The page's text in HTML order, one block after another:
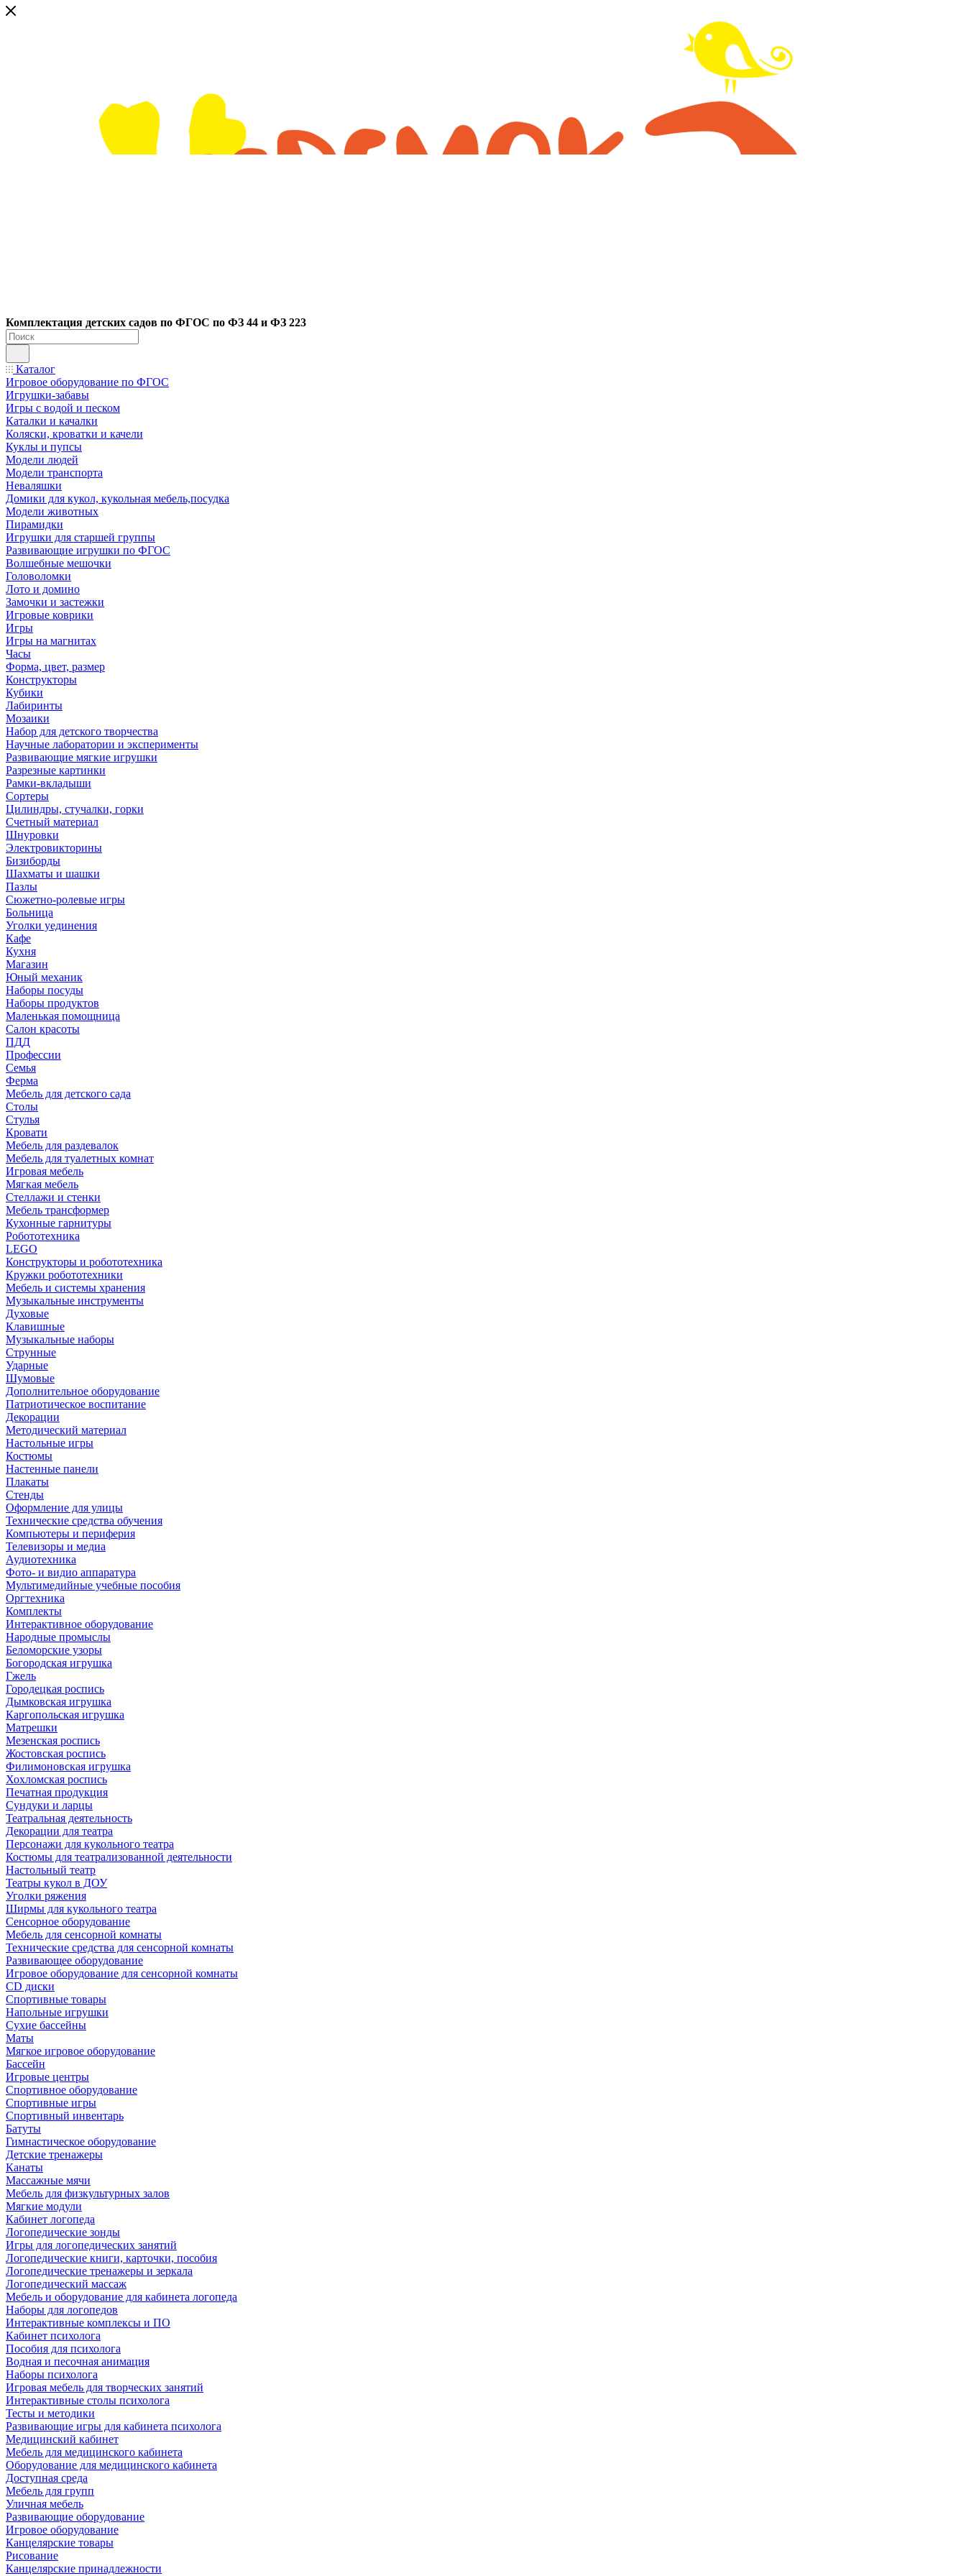
Комплектация детских садов по ФГОC по ФЗ 44 и ФЗ 223
Каталог
Игровое оборудование по ФГОС
Игрушки-забавы
Игры с водой и песком
Каталки и качалки
Коляски, кроватки и качели
Куклы и пупсы
Модели людей
Модели транспорта
Неваляшки
Домики для кукол, кукольная мебель,посудка
Модели животных
Пирамидки
Игрушки для старшей группы
Развивающие игрушки по ФГОС
Волшебные мешочки
Головоломки
Лото и домино
Замочки и застежки
Игровые коврики
Игры
Игры на магнитах
Часы
Форма, цвет, размер
Конструкторы
Кубики
Лабиринты
Мозаики
Набор для детского творчества
Научные лаборатории и эксперименты
Развивающие мягкие игрушки
Разрезные картинки
Рамки-вкладыши
Сортеры
Цилиндры, стучалки, горки
Счетный материал
Шнуровки
Электровикторины
Бизиборды
Шахматы и шашки
Пазлы
Сюжетно-ролевые игры
Больница
Уголки уединения
Кафе
Кухня
Магазин
Юный механик
Наборы посуды
Наборы продуктов
Маленькая помощница
Салон красоты
ПДД
Профессии
Семья
Ферма
Мебель для детского сада
Столы
Cтулья
Кровати
Мебель для раздевалок
Мебель для туалетных комнат
Игровая мебель
Мягкая мебель
Стеллажи и стенки
Мебель трансформер
Кухонные гарнитуры
Робототехника
LEGO
Конструкторы и робототехника
Кружки робототехники
Мебель и системы хранения
Музыкальные инструменты
Духовые
Клавишные
Музыкальные наборы
Струнные
Ударные
Шумовые
Дополнительное оборудование
Патриотическое воспитание
Декорации
Методический материал
Настольные игры
Костюмы
Настенные панели
Плакаты
Стенды
Оформление для улицы
Технические средства обучения
Компьютеры и периферия
Телевизоры и медиа
Аудиотехника
Фото- и видио аппаратура
Мультимедийные учебные пособия
Оргтехника
Комплекты
Интерактивное оборудование
Народные промыслы
Беломорские узоры
Богородская игрушка
Гжель
Городецкая роспись
Дымковская игрушка
Каргопольская игрушка
Матрешки
Мезенская роспись
Жостовская роспись
Филимоновская игрушка
Хохломская роспись
Печатная продукция
Сундуки и ларцы
Театральная деятельность
Декорации для театра
Персонажи для кукольного театра
Костюмы для театрализованной деятельности
Настольный театр
Театры кукол в ДОУ
Уголки ряжения
Ширмы для кукольного театра
Сенсорное оборудование
Мебель для сенсорной комнаты
Технические средства для сенсорной комнаты
Развивающее оборудование
Игровое оборудование для сенсорной комнаты
CD диски
Спортивные товары
Напольные игрушки
Сухие бассейны
Маты
Мягкое игровое оборудование
Бассейн
Игровые центры
Спортивное оборудование
Спортивные игры
Спортивный инвентарь
Батуты
Гимнастическое оборудование
Детские тренажеры
Канаты
Массажные мячи
Мебель для физкультурных залов
Мягкие модули
Кабинет логопеда
Логопедические зонды
Игры для логопедических занятий
Логопедические книги, карточки, пособия
Логопедические тренажеры и зеркала
Логопедический массаж
Мебель и оборудование для кабинета логопеда
Наборы для логопедов
Интерактивные комплексы и ПО
Кабинет психолога
Пособия для психолога
Водная и песочная анимация
Наборы психолога
Игровая мебель для творческих занятий
Интерактивные столы психолога
Тесты и методики
Развивающие игры для кабинета психолога
Медицинский кабинет
Мебель для медицинского кабинета
Оборудование для медицинского кабинета
Доступная среда
Мебель для групп
Уличная мебель
Развивающие оборудование
Игровое оборудование
Канцелярские товары
Рисование
Канцелярские принадлежности